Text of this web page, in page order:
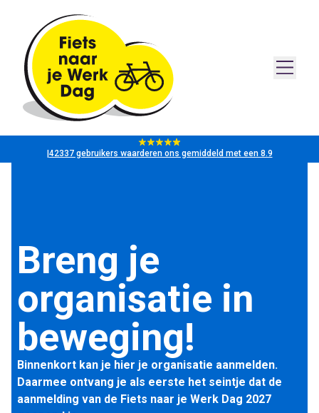
42337 gebruikers waarderen ons gemiddeld met een 8.9
Breng je
organisatie in
beweging!
Binnenkort kan je hier je organisatie aanmelden.
Daarmee ontvang je als eerste het seintje dat de
aanmelding van de Fiets naar je Werk Dag 2027